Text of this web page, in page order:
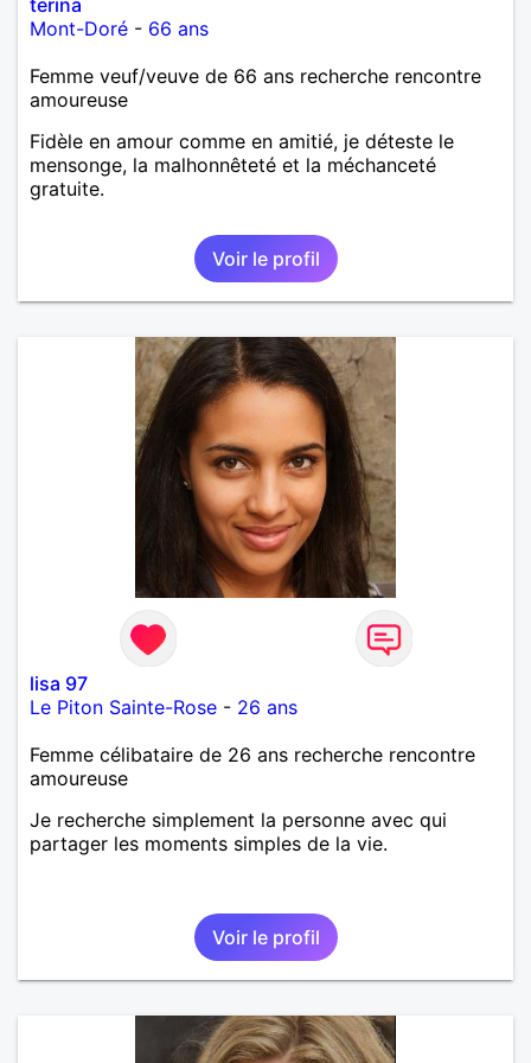
Mont-Doré - 66 ans
Femme veuf/veuve de 66 ans recherche rencontre
amoureuse
Fidèle en amour comme en amitié, je déteste le
mensonge, la malhonnêteté et la méchanceté
gratuite.
Voir le profil
lisa 97
Le Piton Sainte-Rose - 26 ans
Femme célibataire de 26 ans recherche rencontre
amoureuse
Je recherche simplement la personne avec qui
partager les moments simples de la vie.
Voir le profil